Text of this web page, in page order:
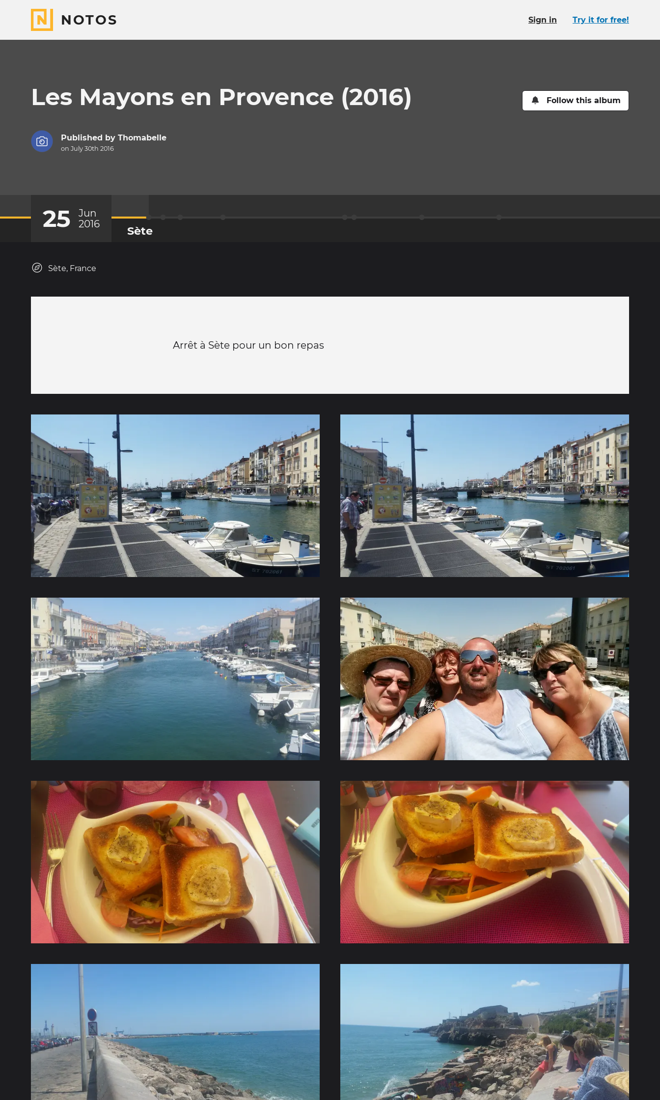
NOTOS Sign in Try it for free!
Les Mayons en Provence (2016) Follow this album
Published by Thomabelle
on July 30th 2016
25
Jun
2016
Sète
Sète, France
Arrêt à Sète pour un bon repas